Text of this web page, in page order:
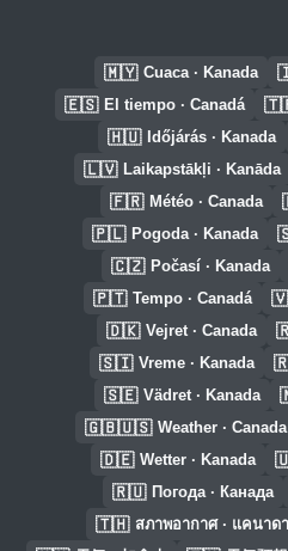
🇲🇾 Cuaca · Kanada
🇪🇸 El tiempo · Canadá
🇭🇺 Időjárás · Kanada
🇱🇻 Laikapstākļi · Kanāda
🇫🇷 Météo · Canada
🇵🇱 Pogoda · Kanada
🇨🇿 Počasí · Kanada
🇵🇹 Tempo · Canadá
🇩🇰 Vejret · Canada
🇸🇮 Vreme · Kanada
🇸🇪 Vädret · Kanada
🇬🇧🇺🇸 Weather · Canada
🇩🇪 Wetter · Kanada
🇷🇺 Погода · Канада
🇹🇭 สภาพอากาศ · แคนาดา